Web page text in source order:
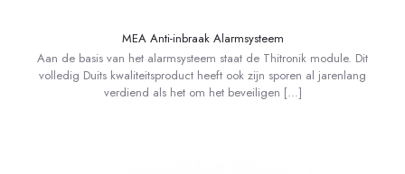
MEA Anti-inbraak Alarmsysteem
Aan de basis van het alarmsysteem staat de Thitronik module. Dit
volledig Duits kwaliteitsproduct heeft ook zijn sporen al jarenlang
verdiend als het om het beveiligen […]